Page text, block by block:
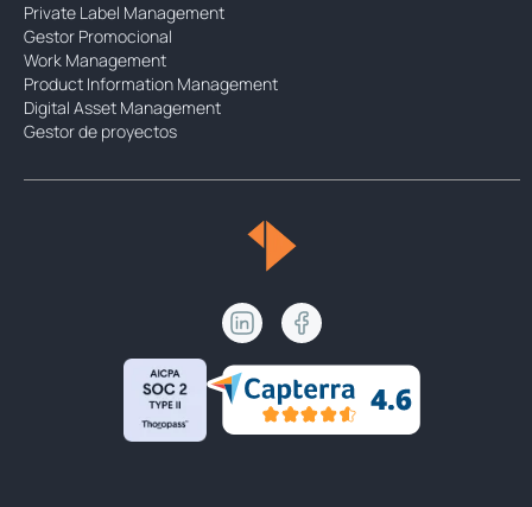
Private Label Management
Gestor Promocional
Work Management
Product Information Management
Digital Asset Management
Gestor de proyectos